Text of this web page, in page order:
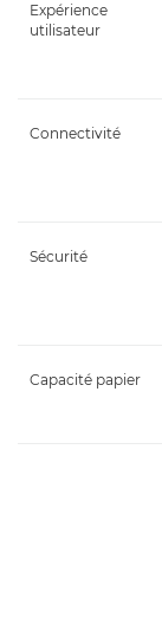
Expérience
utilisateur
Connectivité
Sécurité
Capacité papier